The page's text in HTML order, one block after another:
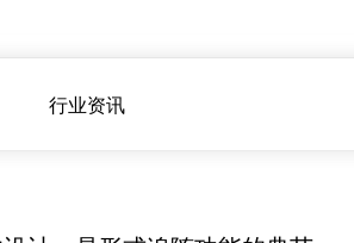
行业资讯